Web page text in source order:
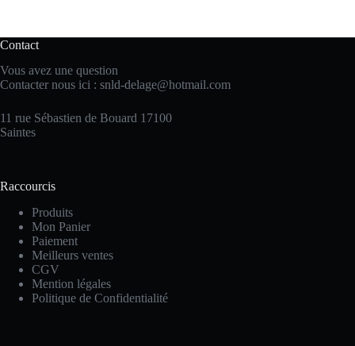
Contact
Vous avez une question
Contacter nous ici : snld-delage@hotmail.com
11 rue Sébastien de Bouard 17100
Saintes
Raccourcis
Produits
Mon Panier
Paiement
Meilleurs ventes
CGV
Mention légales
Politique de Confidentialité